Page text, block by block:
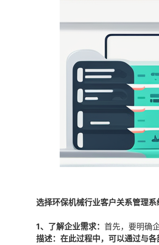
选择环保机械行业客户关系管理系
1、了解企业需求： 首先，要明确
描述：在此过程中，可以通过与